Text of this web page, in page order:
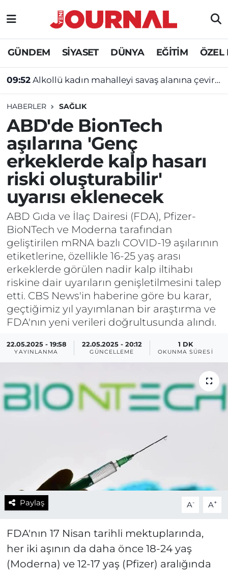
GÜNDEM SİYASET DÜNYA EĞİTİM ÖZEL
09:52 Alkollü kadın mahalleyi savaş alanına çevirdi!
HABERLER SAĞLIK
ABD'de BionTech
aşılarına 'Genç
erkeklerde kalp hasarı
riski oluşturabilir'
uyarısı eklenecek
ABD Gıda ve İlaç Dairesi (FDA), Pfizer-
BioNTech ve Moderna tarafından
geliştirilen mRNA bazlı COVID-19 aşılarının
etiketlerine, özellikle 16-25 yaş arası
erkeklerde görülen nadir kalp iltihabı
riskine dair uyarıların genişletilmesini talep
etti. CBS News'in haberine göre bu karar,
geçtiğimiz yıl yayımlanan bir araştırma ve
FDA'nın yeni verileri doğrultusunda alındı.
22.05.2025 - 19:58
YAYINLANMA
22.05.2025 - 20:12
GÜNCELLEME
1 DK
OKUNMA SÜRESI
Paylaş A- A+
FDA'nın 17 Nisan tarihli mektuplarında,
her iki aşının da daha önce 18-24 yaş
(Moderna) ve 12-17 yaş (Pfizer) aralığında
GÜNDEM
SİYASET
DÜNYA
EĞİTİM
ÖZEL HABER
Nöbetçi Eczaneler
Hava Durumu
Süper Lig Puan Durumu ve Fikstür
Tüm Manşetler
Son Dakika Haberleri
Haber Arşivi